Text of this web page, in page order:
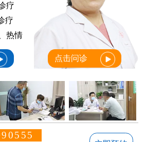
疗
疗
热情
点击问诊